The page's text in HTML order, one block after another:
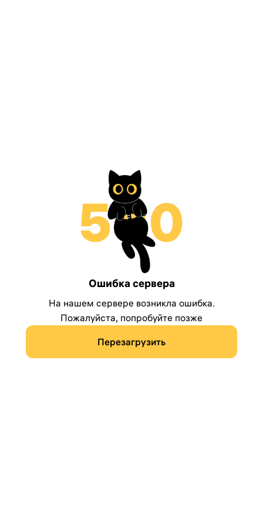
Ошибка сервера
На нашем сервере возникла ошибка.
Пожалуйста, попробуйте позже
Перезагрузить